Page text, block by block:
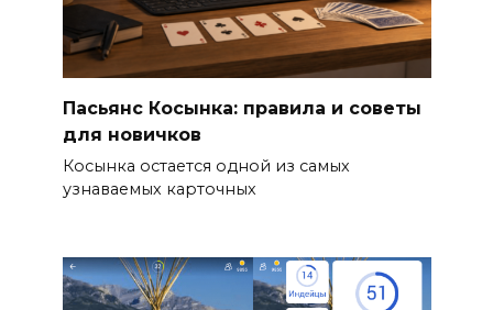
Пасьянс Косынка: правила и советы
для новичков
Косынка остается одной из самых
узнаваемых карточных